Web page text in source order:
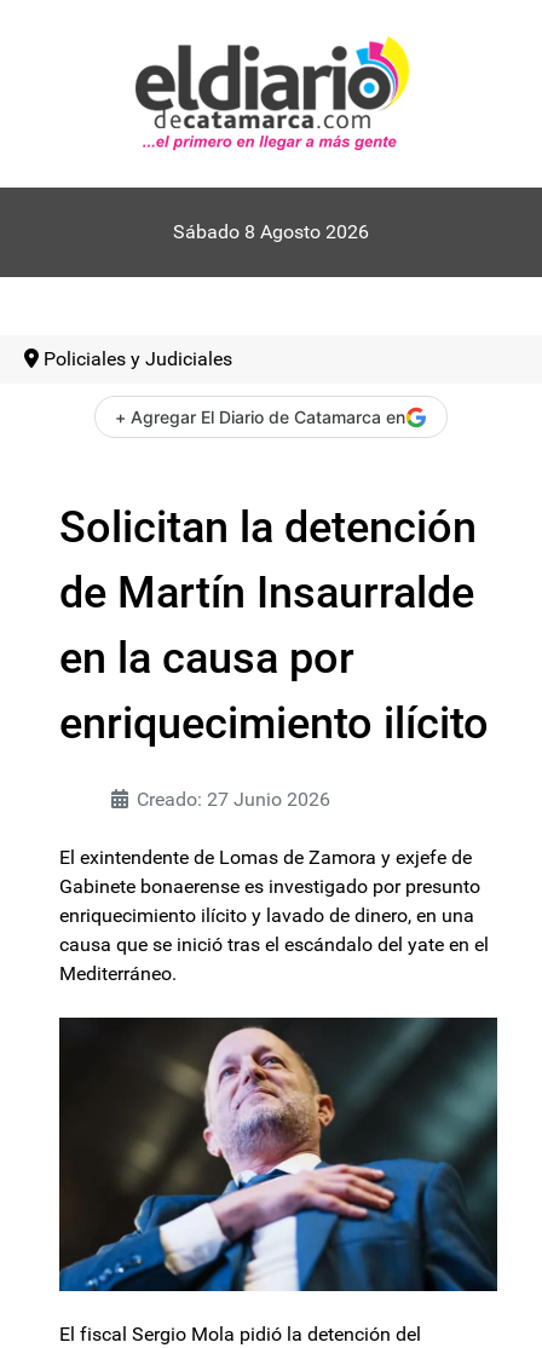
Sábado 8 Agosto 2026
Policiales y Judiciales
+ Agregar El Diario de Catamarca en
Solicitan la detención
de Martín Insaurralde
en la causa por
enriquecimiento ilícito
Creado: 27 Junio 2026
El exintendente de Lomas de Zamora y exjefe de
Gabinete bonaerense es investigado por presunto
enriquecimiento ilícito y lavado de dinero, en una
causa que se inició tras el escándalo del yate en el
Mediterráneo.
El fiscal Sergio Mola pidió la detención del